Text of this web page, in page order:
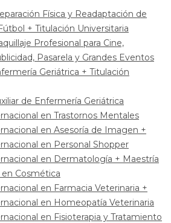
Física y Readaptación de
+ Titulación Universitaria
Profesional para Cine,
Pasarela y Grandes Eventos
Geriátrica + Titulación
de Enfermería Geriátrica
en Trastornos Mentales
en Asesoría de Imagen +
en Personal Shopper
en Dermatología + Maestría
Cosmética
en Farmacia Veterinaria +
en Homeopatía Veterinaria
en Fisioterapia y Tratamiento